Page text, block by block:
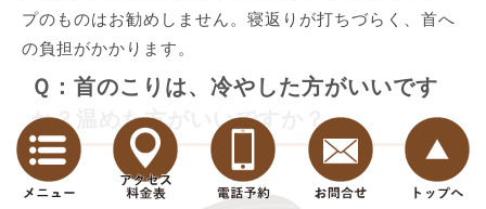
プのものはお勧めしません。寝返りが打ちづらく、首へ
の負担がかかります。
Ｑ：首のこりは、冷やした方がいいです
か？温めた方がいいですか？